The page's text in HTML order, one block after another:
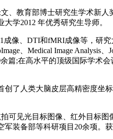
、教育部博士研究生学术新
学2012 年优秀研究生导师。
、DTI和fMRI成像等，研
、Medical Image Analysis、
余篇;在高水平的顶级国际学
人类大脑皮层高精密度坐
见光目标图像、红外目标图
装备部等科研项目20余项。